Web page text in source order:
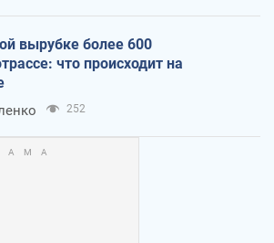
вырубке более 600
что происходит на
252